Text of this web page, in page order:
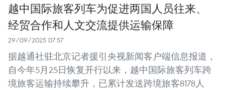
越中国际旅客列车为促进两国人员往来、
经贸合作和人文交流提供运输保障
29/09/2025 07:57
据越通社驻北京记者援引央视新闻客户端信息报道，
自今年5月25日恢复开行以来，越中国际旅客列车跨
境旅客运输持续攀升，已累计发送跨境旅客8178人